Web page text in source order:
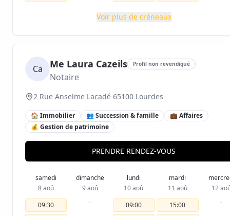
Voir plus de créneaux
Ca Me Laura Cazeils Profil non revendiqué
Notaire
2 Rue Anselme Lacadé 65100 Lourdes
🏠 Immobilier 👥 Succession & famille
💼 Affaires
💰 Gestion de patrimoine
PRENDRE RENDEZ-VOUS
samedi
8 aoû
09:30
dimanche
9 aoû
-
lundi
10 aoû
09:00
mardi
11 aoû
15:00
12
-